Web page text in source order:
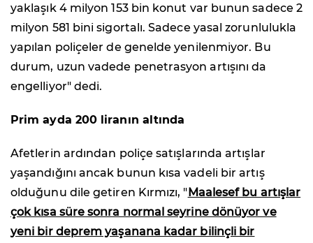
yaklaşık 4 milyon 153 bin konut var bunun sadece 2
milyon 581 bini sigortalı. Sadece yasal zorunlulukla
yapılan poliçeler de genelde yenilenmiyor. Bu
durum, uzun vadede penetrasyon artışını da
engelliyor" dedi.
Prim ayda 200 liranın altında
Afetlerin ardından poliçe satışlarında artışlar
yaşandığını ancak bunun kısa vadeli bir artış
olduğunu dile getiren Kırmızı, "Maalesef bu artışlar
çok kısa süre sonra normal seyrine dönüyor ve
yeni bir deprem yaşanana kadar bilinçli bir